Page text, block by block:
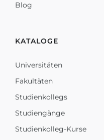
Blog
KATALOGE
Universitäten
Fakultäten
Studienkollegs
Studiengänge
Studienkolleg-Kurse